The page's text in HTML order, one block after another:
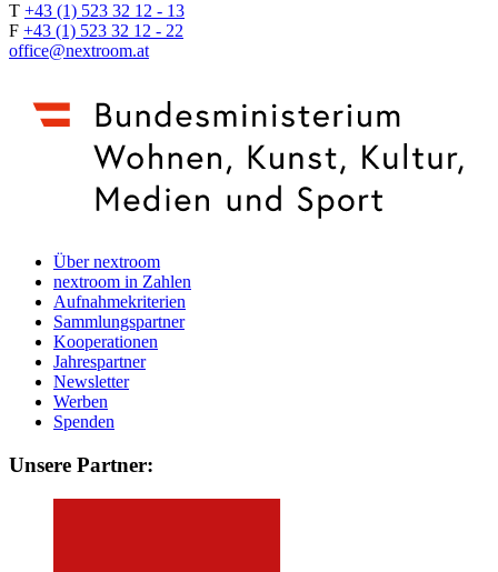
T +43 (1) 523 32 12 - 13
F +43 (1) 523 32 12 - 22
office@nextroom.at
Über nextroom
nextroom in Zahlen
Aufnahmekriterien
Sammlungspartner
Kooperationen
Jahrespartner
Newsletter
Werben
Spenden
Unsere Partner: